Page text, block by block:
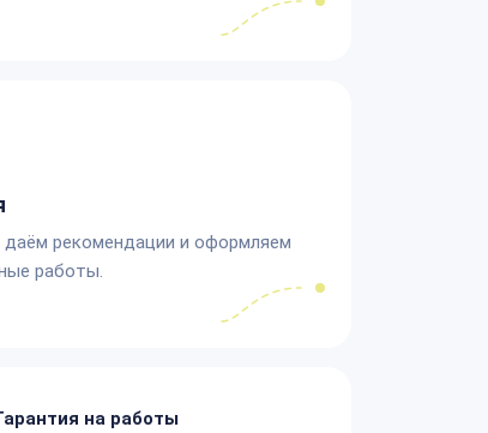
даём рекомендации и оформляем
работы.
на работы